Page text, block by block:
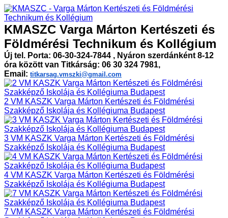
KMASZC Varga Márton Kertészeti és
Földmérési Technikum és Kollégium
Új tel. Porta: 06-30-324-7844 , Nyáron szerdánként 8-12
óra között van Titkárság: 06 30 324 7981,
Email: titkarsag.vmszki@gmail.com
2 VM KASZK Varga Márton Kertészeti és Földmérési
Szakképző Iskolája és Kollégiuma Budapest
3 VM KASZK Varga Márton Kertészeti és Földmérési
Szakképző Iskolája és Kollégiuma Budapest
4 VM KASZK Varga Márton Kertészeti és Földmérési
Szakképző Iskolája és Kollégiuma Budapest
7 VM KASZK Varga Márton Kertészeti és Földmérési